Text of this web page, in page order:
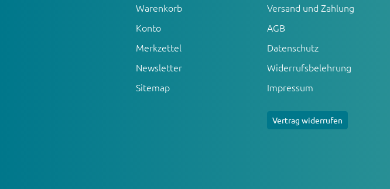
Warenkorb
Konto
Merkzettel
Newsletter
Sitemap
Versand und Zahlung
AGB
Datenschutz
Widerrufsbelehrung
Impressum
Vertrag widerrufen